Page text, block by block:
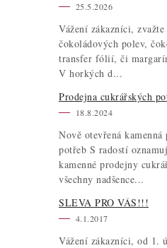
25.5.2026
Vážení zákazníci,
čokoládových polev,
transfer fólií, či
V horkých d...
Prodejna cukrářských
18.8.2024
Nově otevřená
potřeb S radostí
kamenné prodejny
všechny nadšence...
SLEVA PRO VÁS!!!
4.1.2017
Vážení zákazníci, od 1.